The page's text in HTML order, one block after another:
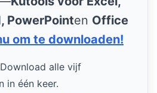
PowerPointen Office
om te downloaden!
alle vijf
in één keer.